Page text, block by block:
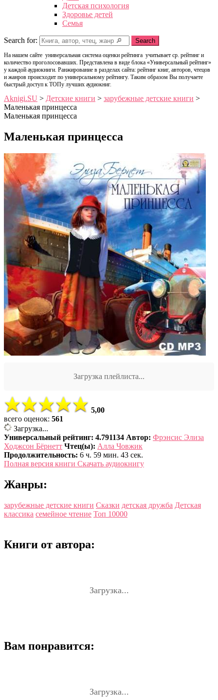
Детская психология
Здоровье детей
Семья
Search for: Search
На нашем сайте универсальная система оценки рейтинга учитывает ср. рейтинг и
количество проголосовавших. Представлена в виде блока «Универсальный рейтинг»
у каждой аудиокниги. Ранжирование в разделах сайта: рейтинг книг, авторов, чтецов
и жанров происходит по универсальному рейтингу. Таким образом Вы получаете
быстрый доступ к ТОПу лучших аудиокниг.
Aknigi.SU > Детские книги > зарубежные детские книги >
Маленькая принцесса
Маленькая принцесса
Маленькая принцесса
Загрузка плейлиста...
5,00
всего оценок: 561
Загрузка...
Универсальный рейтинг: 4.791134 Автор: Фрэнсис Элиза
Ходжсон Бёрнетт Чтец(ы): Алла Човжик
Продолжительность: 6 ч. 59 мин. 43 сек.
Полная версия книги Скачать аудиокнигу
Жанры:
зарубежные детские книги Сказки детская дружба Детская
классика семейное чтение Топ 10000
Книги от автора:
Загрузка...
Вам понравится:
Загрузка...